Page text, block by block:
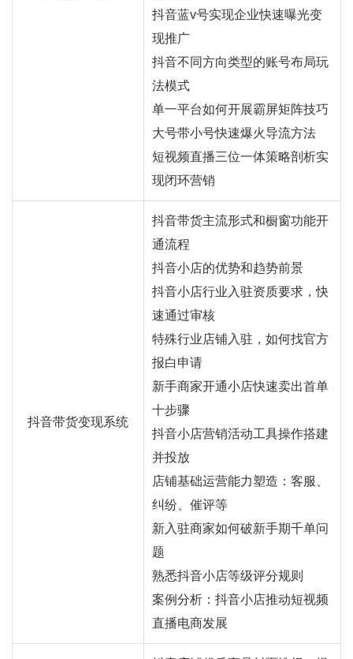
抖音蓝v号实现企业快速曝光变
现推广
抖音不同方向类型的账号布局玩
法模式
单一平台如何开展霸屏矩阵技巧
大号带小号快速爆火导流方法
短视频直播三位一体策略剖析实
现闭环营销
抖音带货变现系统
抖音带货主流形式和橱窗功能开
通流程
抖音小店的优势和趋势前景
抖音小店行业入驻资质要求，快
速通过审核
特殊行业店铺入驻，如何找官方
报白申请
新手商家开通小店快速卖出首单
十步骤
抖音小店营销活动工具操作搭建
并投放
店铺基础运营能力塑造：客服、
纠纷、催评等
新入驻商家如何破新手期千单问
题
熟悉抖音小店等级评分规则
案例分析：抖音小店推动短视频
直播电商发展